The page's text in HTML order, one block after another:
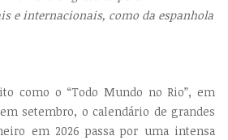
e internacionais, como da espanhola
como o “Todo Mundo no Rio”, em
setembro, o calendário de grandes
em 2026 passa por uma intensa